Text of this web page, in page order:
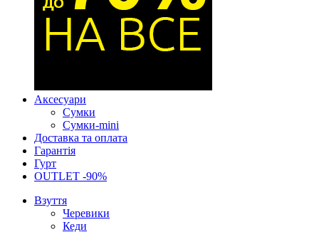
Аксесуари
Сумки
Сумки-mini
Доставка та оплата
Гарантія
Гурт
OUTLET -90%
Взуття
Черевики
Кеди